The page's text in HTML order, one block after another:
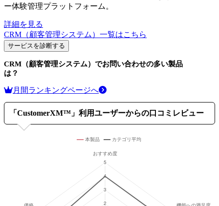
ー体験管理プラットフォーム。
詳細を見る
CRM（顧客管理システム） 一覧はこちら
サービスを診断する
CRM（顧客管理システム） でお問い合わせの多い製品
は？
月間ランキングページへ
「 CustomerXM™ 」利用ユーザーからの口コミレビュー